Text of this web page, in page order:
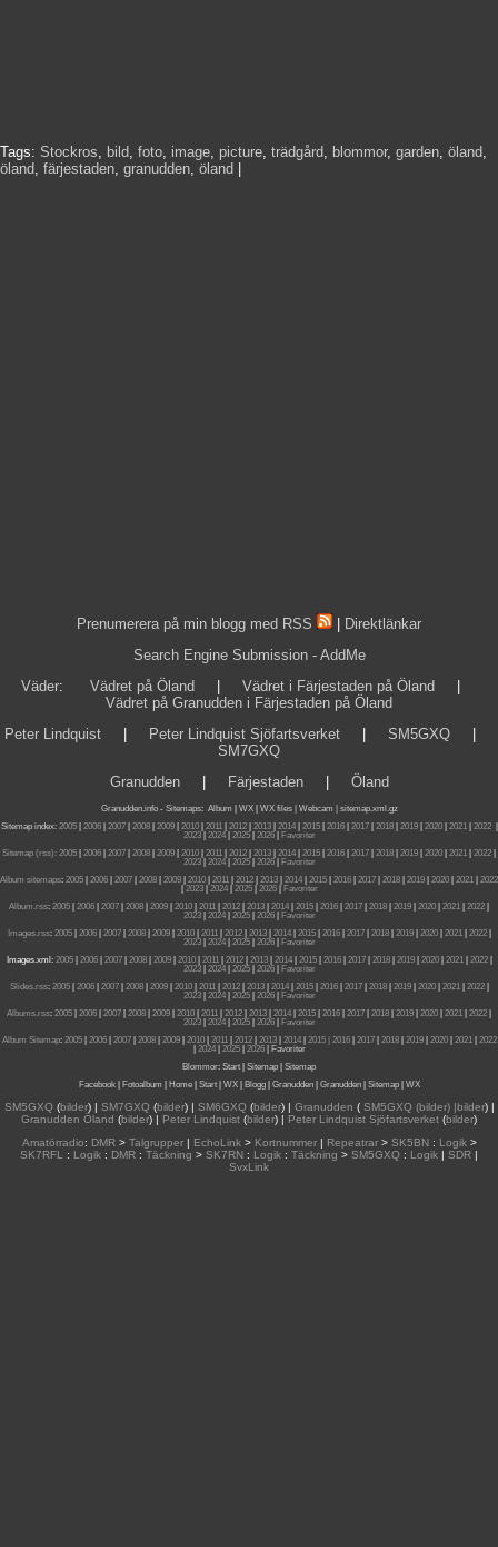
Tags: Stockros, bild, foto, image, picture, trädgård, blommor, garden, öland,
öland, färjestaden, granudden, öland
Prenumerera på min blogg med RSS
Direktlänkar
Search Engine Submission - AddMe
Väder: Vädret på Öland Vädret i Färjestaden på Öland
Vädret på Granudden i Färjestaden på Öland
Peter Lindquist
Peter Lindquist Sjöfartsverket SM5GXQ
SM7GXQ
Granudden| Färjestaden| Öland
Granudden.info- Sitemaps: Album WX WX files | Webcam |
sitemap.xml.gz
Sitemap index: 2005| 2006| 2007| 2008| 2009| 2010| 2011| 2012| 2013| 2014| 2015| 2016| 2017| 2018| 2019| 2020| 2021| 2022|
2023| 2024| 2025| 2026|
Favoriter
Sitemap (rss): 2005 2006 2007 2008 2009 2010 2011 2012 2013 2014 2015 2016 2017 2018 2019 2020 2021 2022
2023| 2024| 2025| 2026|
Favoriter
Album sitemaps: 2005 2006 2007 2008 2009 2010 2011 2012 2013 2014 2015 2016 2017 2018 2019 2020 2021
2022
2023| 2024| 2025| 2026|
Favoriter
Album.rss: 2005 2006 2007 2008 2009 2010 2011 2012 2013 2014 2015 2016 2017 2018 2019 2020 2021 2022
2023| 2024| 2025| 2026|
Favoriter
Images.rss: 2005| 2006| 2007| 2008| 2009| 2010| 2011| 2012| 2013| 2014| 2015| 2016| 2017| 2018| 2019| 2020| 2021| 2022|
2023| 2024| 2025| 2026|
Favoriter
Images.xml: 2005| 2006| 2007| 2008| 2009| 2010| 2011| 2012| 2013| 2014| 2015| 2016| 2017| 2018| 2019| 2020| 2021| 2022|
2023| 2024| 2025| 2026|
Favoriter
Slides.rss: 2005| 2006| 2007| 2008| 2009| 2010| 2011| 2012| 2013| 2014| 2015| 2016| 2017| 2018| 2019| 2020| 2021| 2022|
2023| 2024| 2025| 2026|
Favoriter
Albums.rss: 2005 2006 2007 2008 2009 2010 2011 2012 2013 2014 2015 2016 2017 2018 2019 2020 2021 2022
2023| 2024| 2025| 2026|
Favoriter
Album Sitemap: 2005| 2006| 2007| 2008| 2009| 2010| 2011| 2012| 2013| 2014| 2015 | 2016| 2017| 2018| 2019| 2020| 2021| 2022
2024| 2025| 2026|
Favoriter
Blommor: Start Sitemap
Sitemap
Facebook| Fotoalbum Home| Start| WX| Blogg| Granudden| Granudden| Sitemap| WX
SM5GXQ(bilder) | SM7GXQ(bilder) | SM6GXQ(bilder) | Granudden (SM5GXQ (bilder) |bilder) |
Granudden Öland (bilder) | Peter Lindquist (bilder) | Peter Lindquist Sjöfartsverket (bilder)
Amatörradio: DMR> Talgrupper| EchoLink> Kortnummer| Repeatrar> SK5BN: Logik>
SK7RFL
: Logik : DMR : Täckning > SK7RN : Logik : Täckning > SM5GXQ : Logik | SDR |
SvxLink